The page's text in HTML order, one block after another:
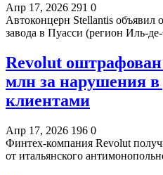
Апр 17, 2026 291 0
Автоконцерн Stellantis объявил
завода в Пуасси (регион Иль-
Revolut
млн за нарушения в
клиентами
Апр 17, 2026 196 0
Финтех-компания Revolut
от итальянского